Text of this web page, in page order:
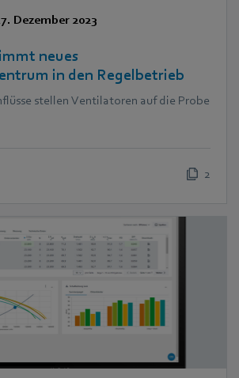
Dezember 2023
neues
in den Regelbetrieb
stellen Ventilatoren auf die Probe
2